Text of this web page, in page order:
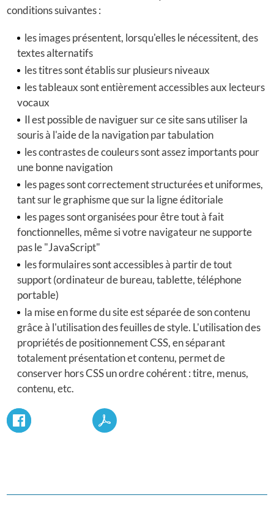
conditions suivantes :
les images présentent, lorsqu'elles le nécessitent, des
textes alternatifs
les titres sont établis sur plusieurs niveaux
les tableaux sont entièrement accessibles aux lecteurs
vocaux
Il est possible de naviguer sur ce site sans utiliser la
souris à l'aide de la navigation par tabulation
les contrastes de couleurs sont assez importants pour
une bonne navigation
les pages sont correctement structurées et uniformes,
tant sur le graphisme que sur la ligne éditoriale
les pages sont organisées pour être tout à fait
fonctionnelles, même si votre navigateur ne supporte
pas le "JavaScript"
les formulaires sont accessibles à partir de tout
support (ordinateur de bureau, tablette, téléphone
portable)
la mise en forme du site est séparée de son contenu
grâce à l'utilisation des feuilles de style. L'utilisation des
propriétés de positionnement CSS, en séparant
totalement présentation et contenu, permet de
conserver hors CSS un ordre cohérent : titre, menus,
contenu, etc.